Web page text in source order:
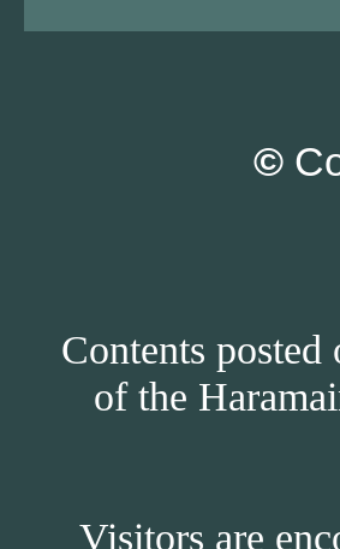
©
Contents
of the
Visitors are